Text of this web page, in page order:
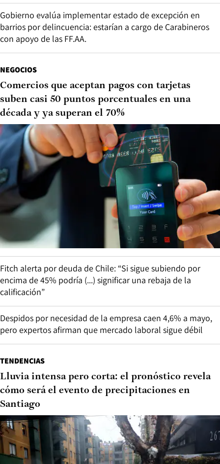
Gobierno evalúa implementar estado de excepción en
barrios por delincuencia: estarían a cargo de Carabineros
con apoyo de las FF.AA.
NEGOCIOS
Comercios que aceptan pagos con tarjetas
suben casi 50 puntos porcentuales en una
década y ya superan el 70%
Fitch alerta por deuda de Chile: “Si sigue subiendo por
encima de 45% podría (...) significar una rebaja de la
calificación”
Despidos por necesidad de la empresa caen 4,6% a mayo,
pero expertos afirman que mercado laboral sigue débil
TENDENCIAS
Lluvia intensa pero corta: el pronóstico revela
cómo será el evento de precipitaciones en
Santiago